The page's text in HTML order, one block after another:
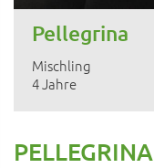
Pellegrina
Mischling
4 Jahre
PELLEGRINA